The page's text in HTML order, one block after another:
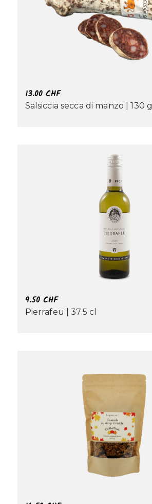
13.00 CHF
Salsiccia secca di manzo | 130 g
9.50 CHF
Pierrafeu | 37.5 cl